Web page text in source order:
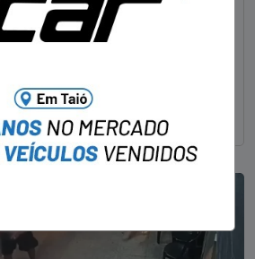
29/01/2023